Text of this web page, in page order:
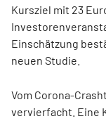
Kursziel mit 23
Einschätzung
neuen Studie.
Vom Corona-
vervierfacht. Eine